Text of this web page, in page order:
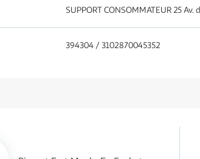
SUPPORT CONSOMMATEUR 25
394304 / 3102870045352